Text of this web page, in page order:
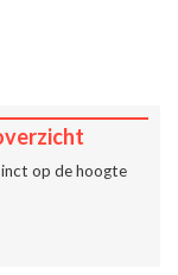
op de hoogte